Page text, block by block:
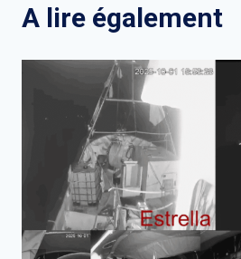
A lire également